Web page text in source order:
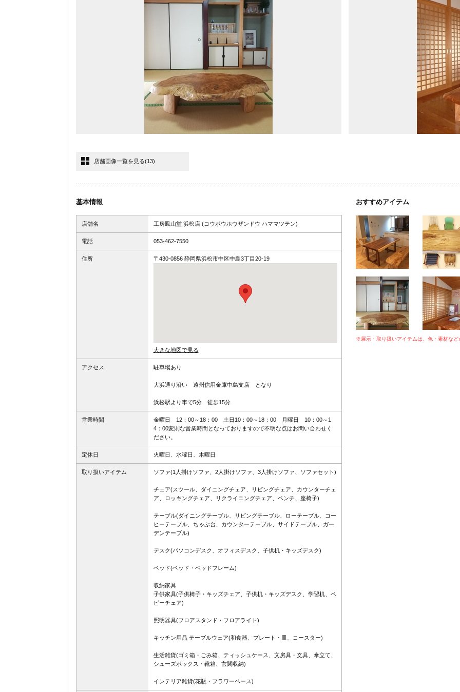
店舗画像一覧を見る(13)
基本情報
店舗名 工房鳳山堂 浜松店 (コウボウホウザンドウ ハママツテン)
電話 053-462-7550
住所 〒430-0856 静岡県浜松市中区中島3丁目20-19
大きな地図で見る
アクセス 駐車場あり
大浜通り沿い 遠州信用金庫中島支店 となり
浜松駅より車で5分 徒歩15分
営業時間
金曜日 12：00～18：00 土日10：00～18：00 月曜日 10：00～1
4：00変則な営業時間となっておりますので不明な点はお問い合わせく
ださい。
定休日 火曜日、水曜日、木曜日
取り扱いアイテム ソファ(1人掛けソファ、2人掛けソファ、3人掛けソファ、ソファセット)
チェア(スツール、ダイニングチェア、リビングチェア、カウンターチェ
ア、ロッキングチェア、リクライニングチェア、ベンチ、座椅子)
テーブル(ダイニングテーブル、リビングテーブル、ローテーブル、コー
ヒーテーブル、ちゃぶ台、カウンターテーブル、サイドテーブル、ガー
デンテーブル)
デスク(パソコンデスク、オフィスデスク、子供机・キッズデスク)
ベッド(ベッド・ベッドフレーム)
収納家具
子供家具(子供椅子・キッズチェア、子供机・キッズデスク、学習机、ベ
ビーチェア)
照明器具(フロアスタンド・フロアライト)
キッチン用品 テーブルウェア(和食器、プレート・皿、コースター)
生活雑貨(ゴミ箱・ごみ箱、ティッシュケース、文房具・文具、傘立て、
シューズボックス・靴箱、玄関収納)
インテリア雑貨(花瓶・フラワーベース)
おすすめアイテム
※展示・取り扱いアイテムは、色・素材など